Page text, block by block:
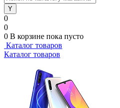
0
0
0 В корзине пока пусто
Каталог товаров
Каталог товаров